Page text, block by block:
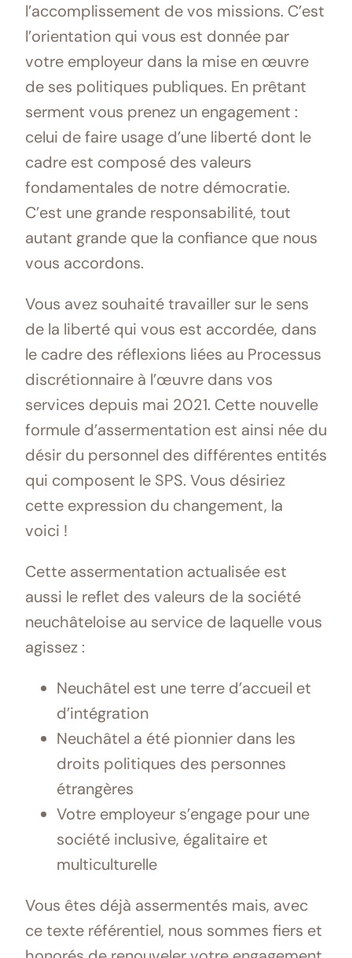
l’accomplissement de vos missions. C’est
l’orientation qui vous est donnée par
votre employeur dans la mise en œuvre
de ses politiques publiques. En prêtant
serment vous prenez un engagement :
celui de faire usage d’une liberté dont le
cadre est composé des valeurs
fondamentales de notre démocratie.
C’est une grande responsabilité, tout
autant grande que la confiance que nous
vous accordons.
Vous avez souhaité travailler sur le sens
de la liberté qui vous est accordée, dans
le cadre des réflexions liées au Processus
discrétionnaire à l’œuvre dans vos
services depuis mai 2021. Cette nouvelle
formule d’assermentation est ainsi née du
désir du personnel des différentes entités
qui composent le SPS. Vous désiriez
cette expression du changement, la
voici !
Cette assermentation actualisée est
aussi le reflet des valeurs de la société
neuchâteloise au service de laquelle vous
agissez :
Neuchâtel est une terre d’accueil et
d’intégration
Neuchâtel a été pionnier dans les
droits politiques des personnes
étrangères
Votre employeur s’engage pour une
société inclusive, égalitaire et
multiculturelle
Vous êtes déjà assermentés mais, avec
ce texte référentiel, nous sommes fiers et